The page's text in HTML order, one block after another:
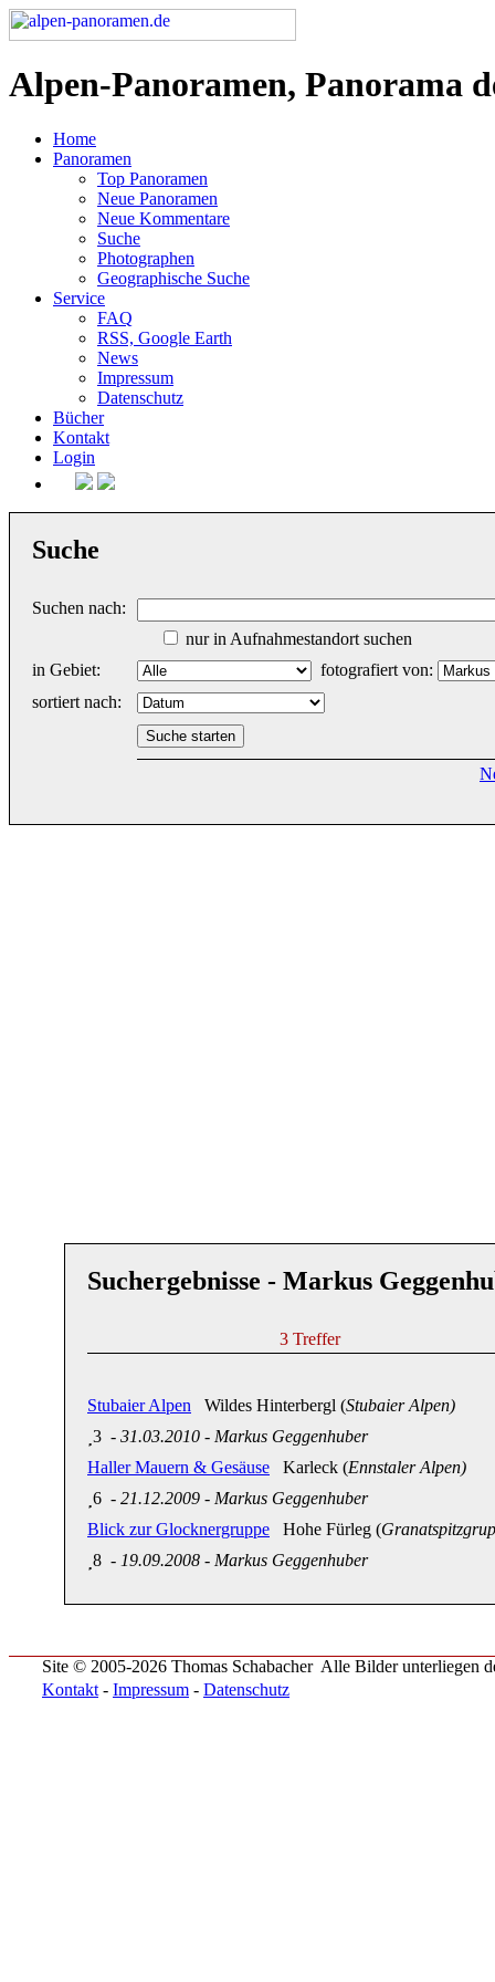
Alpen-Panoramen, Panorama
Home
Panoramen
Top Panoramen
Neue Panoramen
Neue Kommentare
Suche
Photographen
Geographische Suche
Service
FAQ
RSS, Google Earth
News
Impressum
Datenschutz
Bücher
Kontakt
Login
Suche
Suchen nach:
nur in Aufnahmestandort suchen
in Gebiet:
fotografiert von:
sortiert nach:
Suchergebnisse - Markus
3 Treffer
Stubaier Alpen Wildes Hinterbergl (Stubaier Alpen)
3 - 31.03.2010 - Markus Geggenhuber
Haller Mauern & Gesäuse Karleck (Ennstaler Alpen)
6 - 21.12.2009 - Markus Geggenhuber
Blick zur Glocknergruppe Hohe Fürleg (
8 - 19.09.2008 - Markus Geggenhuber
Site © 2005-2026 Thomas Schabacher Alle Bilder unterliegen
Kontakt - Impressum - Datenschutz